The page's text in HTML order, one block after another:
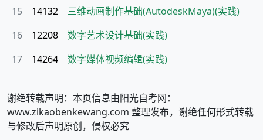
15
14132 三维动画制作基础(AutodeskMaya)(实践)
16
12208 数字艺术设计基础(实践)
17
14264 数字媒体视频编辑(实践)
谢绝转载声明：本页信息由阳光自考网：
www.zikaobenkewang.com 整理发布，谢绝任何形式转载
与修改后声明原创，侵权必究